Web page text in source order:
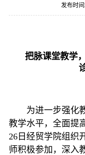
发布时
把脉课堂教学
为进一步强化
教学水平，全面提
26日经贸学院组织
师积极参加，深入